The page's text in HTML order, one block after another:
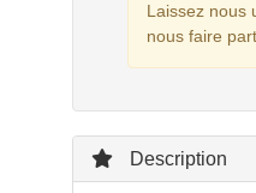
Laissez nous
nous faire
Description